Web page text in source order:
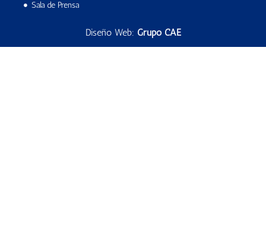
Sala de Prensa
Diseño Web: Grupo CAE